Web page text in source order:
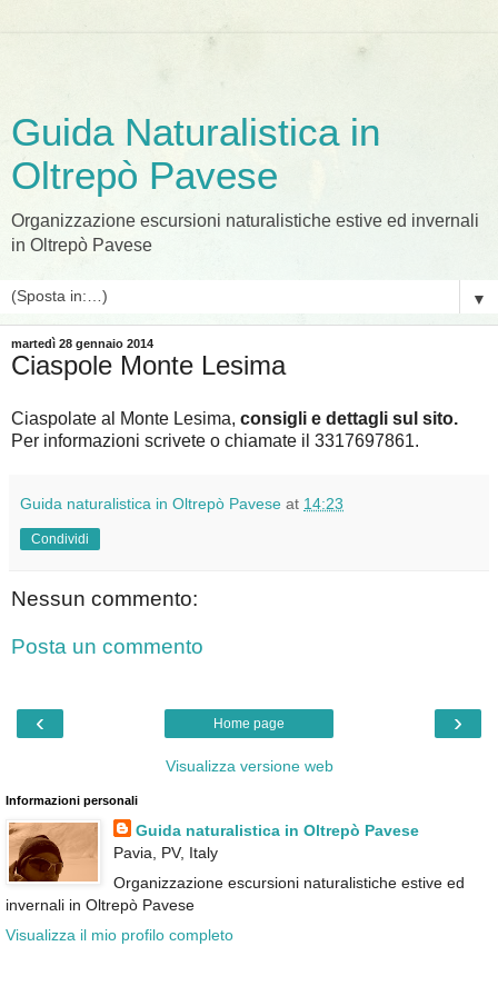
Guida Naturalistica in
Oltrepò Pavese
Organizzazione escursioni naturalistiche estive ed invernali
in Oltrepò Pavese
▼
martedì 28 gennaio 2014
Ciaspole Monte Lesima
Ciaspolate al Monte Lesima, consigli e dettagli sul sito.
Per informazioni scrivete o chiamate il 3317697861.
Guida naturalistica in Oltrepò Pavese at 14:23
Condividi
Nessun commento:
Posta un commento
‹ ›
Home page
Visualizza versione web
Informazioni personali
Guida naturalistica in Oltrepò Pavese
Pavia, PV, Italy
Organizzazione escursioni naturalistiche estive ed
invernali in Oltrepò Pavese
Visualizza il mio profilo completo